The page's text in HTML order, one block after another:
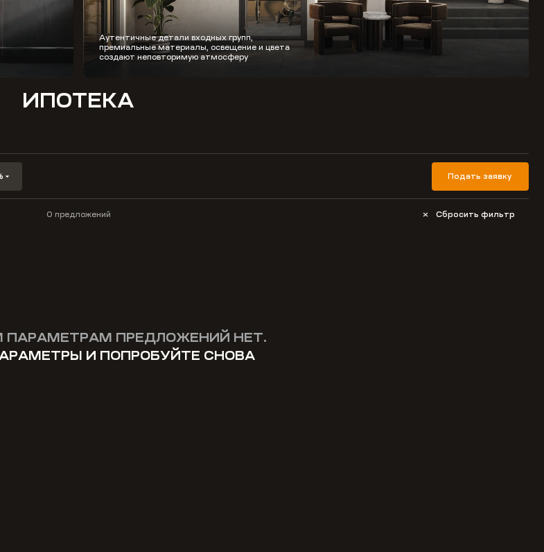
Аутентичные детали входных групп,
премиальные материалы, освещение и цвета
создают неповторимую атмосферу
ИПОТЕКА
Подать заявку
0 предложений Сбросить фильтр
ПРЕДЛОЖЕНИЙ НЕТ.
И ПОПРОБУЙТЕ СНОВА